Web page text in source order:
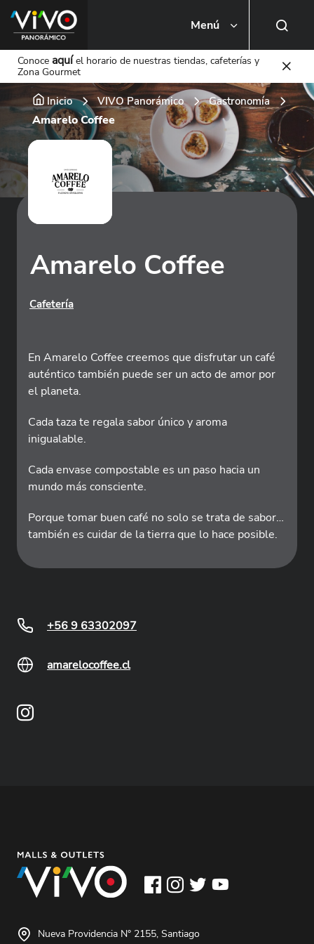
Menú
Busca una tienda o local
Conoce aquíel horario de nuestras tiendas, cafeterías y
Zona Gourmet
Inicio VIVO Panorámico Gastronomía
Amarelo Coffee
Amarelo Coffee
Cafetería
En Amarelo Coffee creemos que disfrutar un café
auténtico también puede ser un acto de amor por
el planeta.
Cada taza te regala sabor único y aroma
inigualable.
Cada envase compostable es un paso hacia un
mundo más consciente.
Porque tomar buen café no solo se trata de sabor…
también es cuidar de la tierra que lo hace posible.
+56 9 63302097
amarelocoffee.cl
Nueva Providencia N° 2155, Santiago